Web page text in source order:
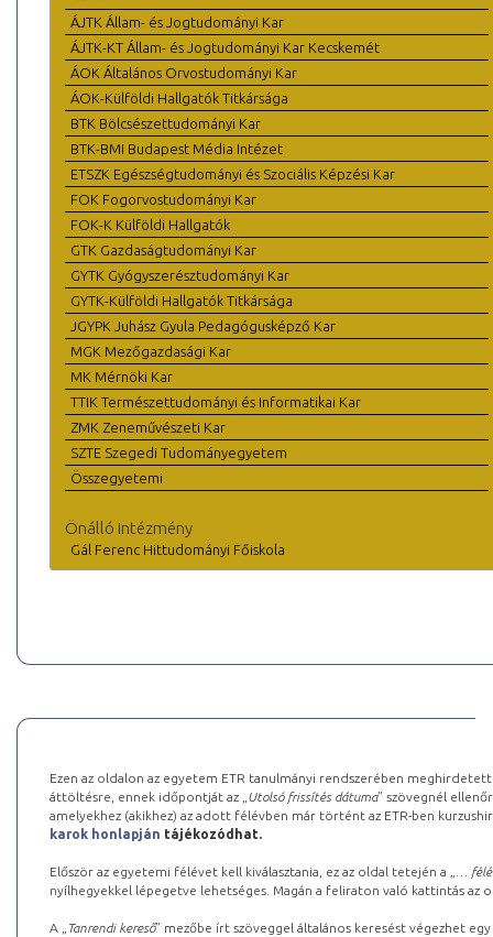
ÁJTK Állam- és Jogtudományi Kar
ÁJTK-KT Állam- és Jogtudományi Kar Kecskemét
ÁOK Általános Orvostudományi Kar
ÁOK-Külföldi Hallgatók Titkársága
BTK Bölcsészettudományi Kar
BTK-BMI Budapest Média Intézet
ETSZK Egészségtudományi és Szociális Képzési Kar
FOK Fogorvostudományi Kar
FOK-K Külföldi Hallgatók
GTK Gazdaságtudományi Kar
GYTK Gyógyszerésztudományi Kar
GYTK-Külföldi Hallgatók Titkársága
JGYPK Juhász Gyula Pedagógusképző Kar
MGK Mezőgazdasági Kar
MK Mérnöki Kar
TTIK Természettudományi és Informatikai Kar
ZMK Zeneművészeti Kar
SZTE Szegedi Tudományegyetem
Összegyetemi
Önálló intézmény
Gál Ferenc Hittudományi Főiskola
Ezen az oldalon az egyetem ETR tanulmányi rendszerében
áttöltésre, ennek időpontját az „ Utolsó frissítés dátuma” szövegnél
amelyekhez (akikhez) az adott félévben már történt az ETR-ben
karok honlapján tájékozódhat.
Először az egyetemi félévet kell kiválasztania, ez az oldal tetején a „
…
nyílhegyekkel lépegetve lehetséges. Magán a feliraton való kattintás az
A „ Tanrendi kereső” mezőbe írt szöveggel általános keresést végezhet